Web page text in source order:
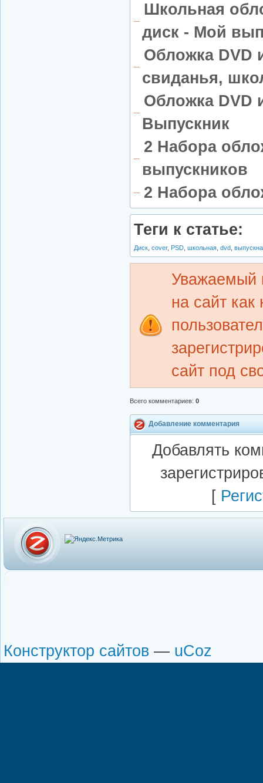
Школьная
диск - Мой
Обложка DVD
свиданья,
Обложка DVD
Выпускник
2 Набора
выпускников
2 Набора
Теги к статье:
Диск cover, PSD школьная dvd
Уважаемый
на сайт как
сайт под
Всего комментариев: 0
Добавление комментария
Добавлять
[
Конструктор сайтов — uCoz